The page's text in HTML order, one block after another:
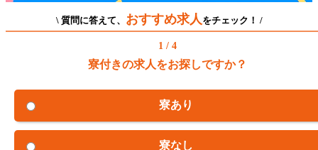
\ 質問に答えて、 おすすめ求人 をチェック！ /
1 / 4
寮付きの求人をお探しですか？
寮あり
寮なし